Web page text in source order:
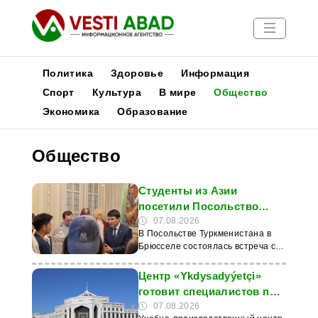
Новости
Медиа
Афиша
Политика Здоровье
Информация
Спорт
Культура В мире
Общество
Экономика
Образование
Общество
Студенты из Азии
посетили Посольство
Туркменистана в
Брюсселе
07.08.2026
В Посольстве Туркменистана в
Брюсселе состоялась встреча с
азиатских стран,
преимущественно из Китайской
Народной Республики. Молодые
участники образовательной
Центр «Ykdysadyýetçi»
готовит специалистов по
востребованным
07.08.2026